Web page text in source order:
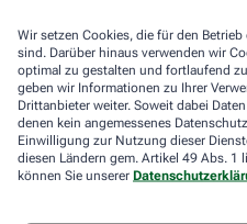
Wir setzen Cookies, die für den
sind. Darüber hinaus verwenden wir
optimal zu gestalten und fortlaufend
geben wir Informationen zu Ihrer
Drittanbieter weiter. Soweit dabei
denen kein angemessenes
Einwilligung zur Nutzung dieser
diesen Ländern gem. Artikel 49 Abs. 1
können Sie unserer